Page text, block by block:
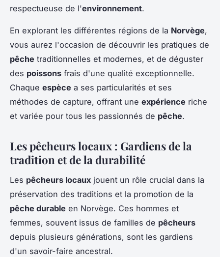
respectueuse de l'environnement.
En explorant les différentes régions de la Norvège,
vous aurez l'occasion de découvrir les pratiques de
pêche traditionnelles et modernes, et de déguster
des poissons frais d'une qualité exceptionnelle.
Chaque espèce a ses particularités et ses
méthodes de capture, offrant une expérience riche
et variée pour tous les passionnés de pêche.
Les pêcheurs locaux : Gardiens de la
tradition et de la durabilité
Les pêcheurs locaux jouent un rôle crucial dans la
préservation des traditions et la promotion de la
pêche durable en Norvège. Ces hommes et
femmes, souvent issus de familles de pêcheurs
depuis plusieurs générations, sont les gardiens
d'un savoir-faire ancestral.